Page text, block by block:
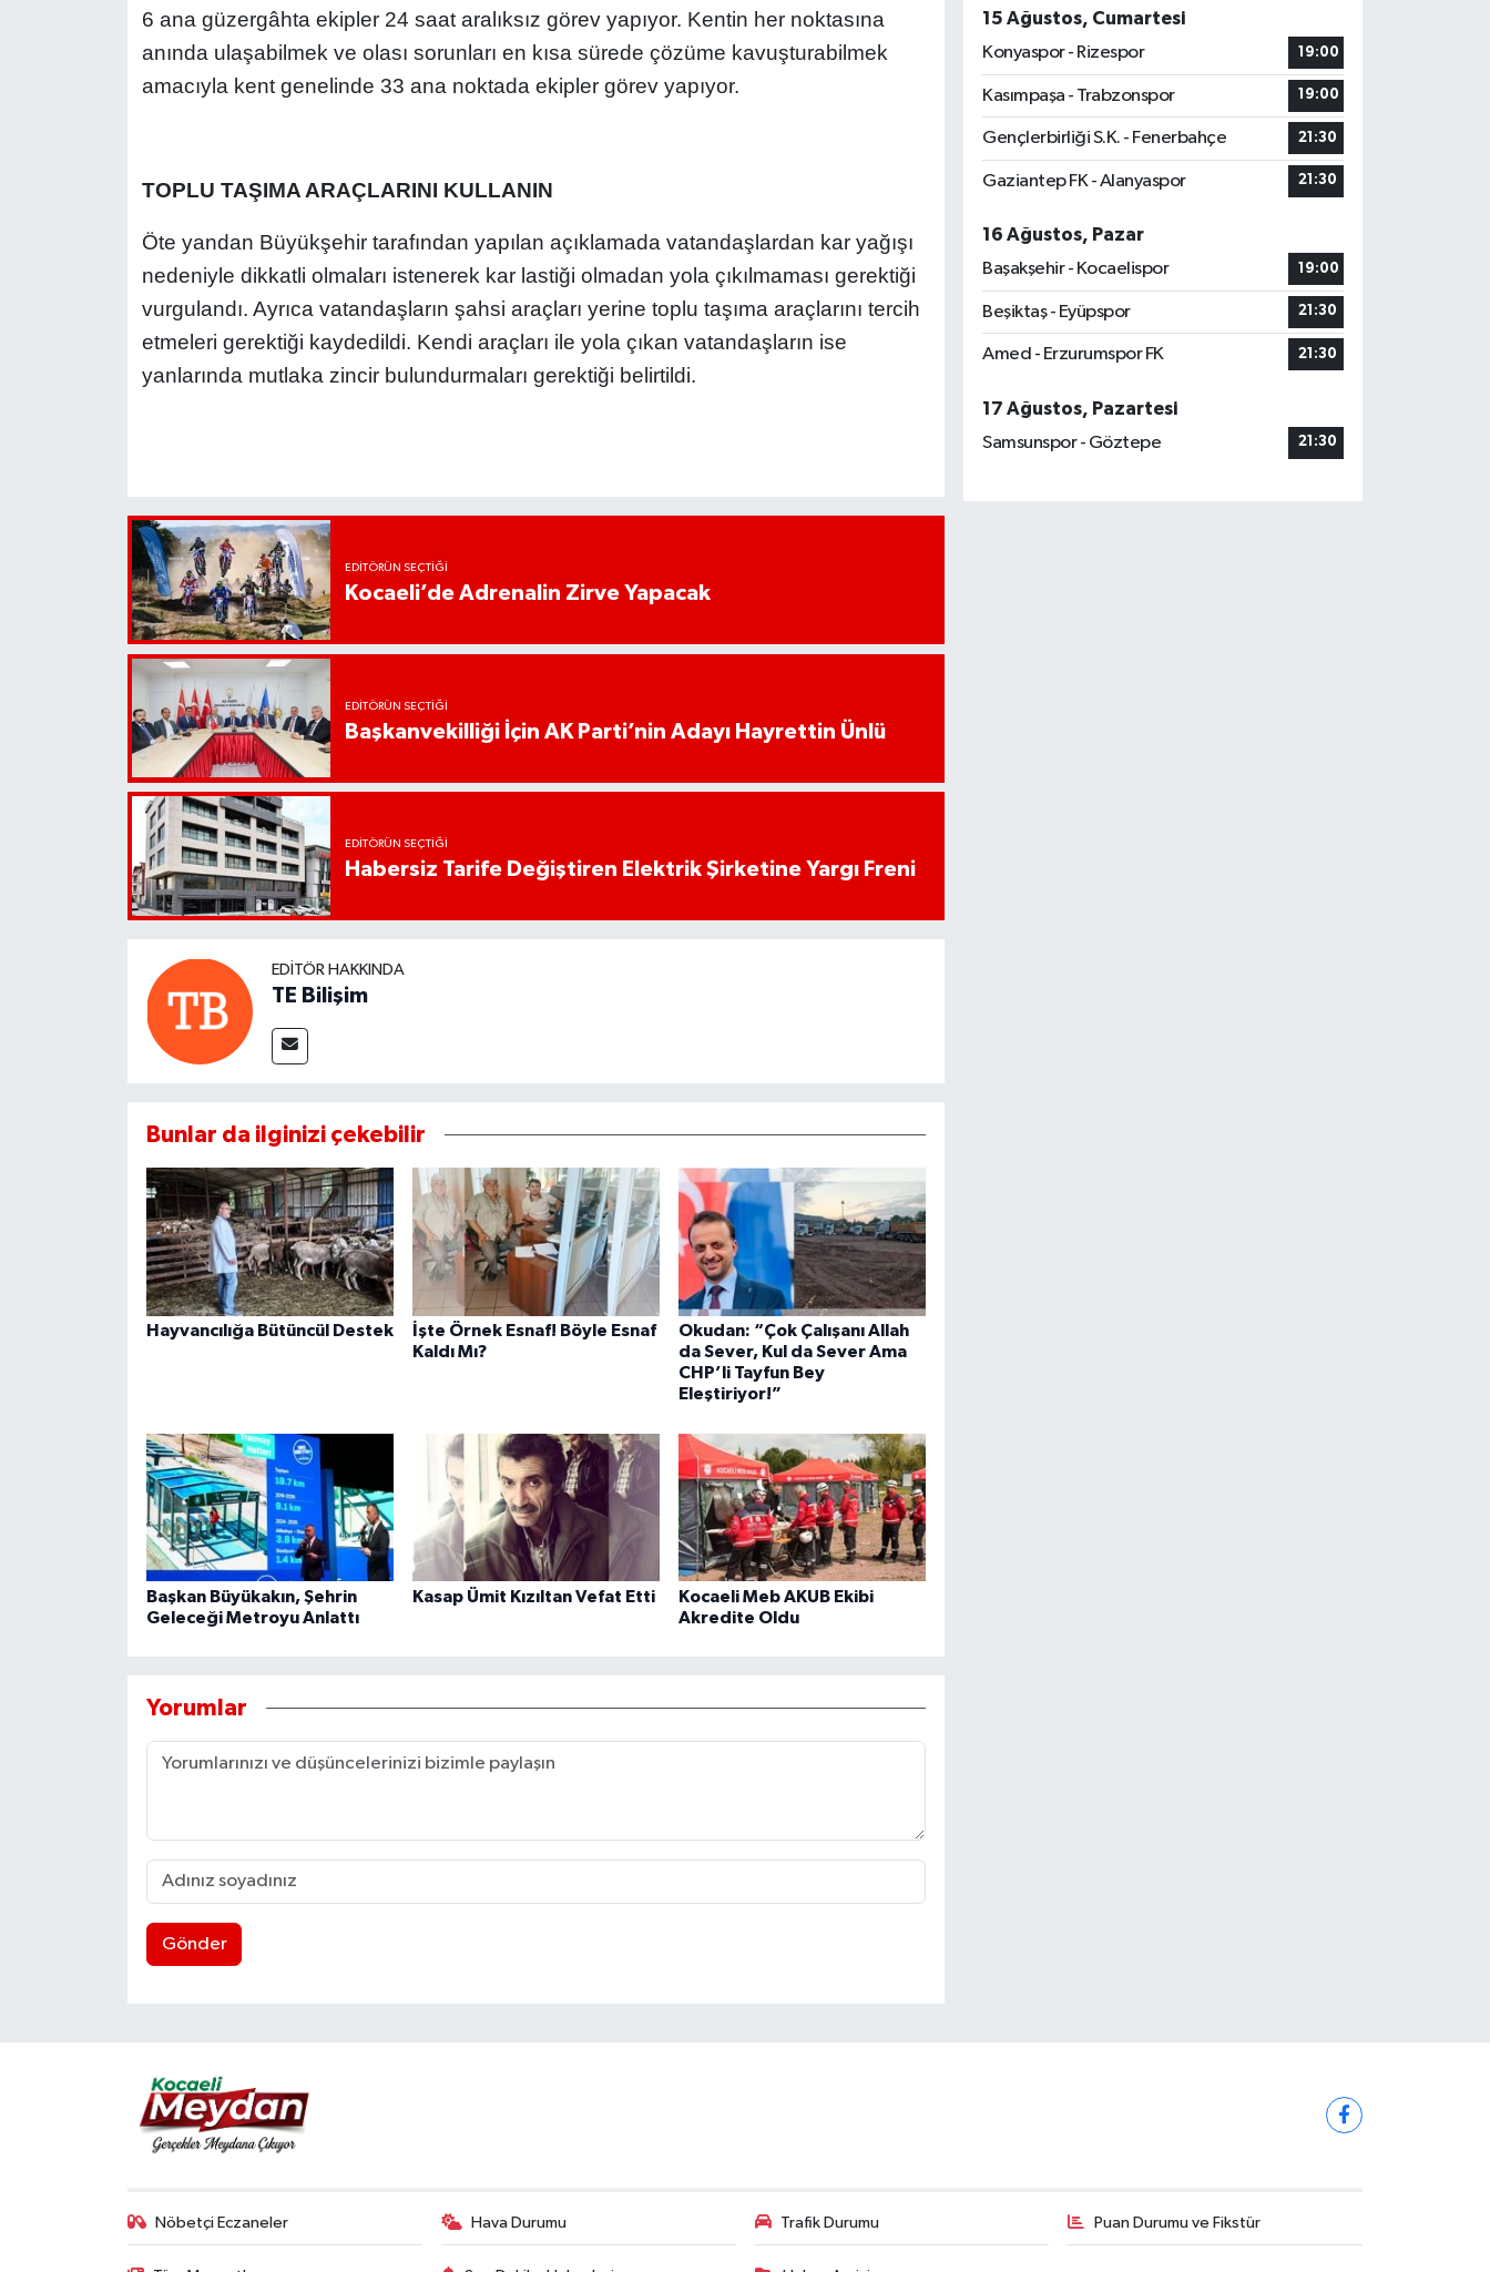
6 ana güzergâhta ekipler 24 saat aralıksız görev yapıyor. Kentin her noktasına
anında ulaşabilmek ve olası sorunları en kısa sürede çözüme kavuşturabilmek
amacıyla kent genelinde 33 ana noktada ekipler görev yapıyor.
TOPLU TAŞIMA ARAÇLARINI KULLANIN
Öte yandan Büyükşehir tarafından yapılan açıklamada vatandaşlardan kar yağışı
nedeniyle dikkatli olmaları istenerek kar lastiği olmadan yola çıkılmaması gerektiği
vurgulandı. Ayrıca vatandaşların şahsi araçları yerine toplu taşıma araçlarını tercih
etmeleri gerektiği kaydedildi. Kendi araçları ile yola çıkan vatandaşların ise
yanlarında mutlaka zincir bulundurmaları gerektiği belirtildi.
EDITÖRÜN SEÇTIĞI
Kocaeli’de Adrenalin Zirve Yapacak
EDITÖRÜN SEÇTIĞI
Başkanvekilliği İçin AK Parti’nin Adayı Hayrettin Ünlü
EDITÖRÜN SEÇTIĞI
Habersiz Tarife Değiştiren Elektrik Şirketine Yargı Freni
EDITÖR HAKKINDA
TE Bilişim
Bunlar da ilginizi çekebilir
Hayvancılığa Bütüncül Destek
İşte Örnek Esnaf! Böyle Esnaf
Kaldı Mı?
Okudan: “Çok Çalışanı Allah
da Sever, Kul da Sever Ama
CHP’li Tayfun Bey
Eleştiriyor!”
Başkan Büyükakın, Şehrin
Geleceği Metroyu Anlattı
Kasap Ümit Kızıltan Vefat Etti
Kocaeli Meb AKUB Ekibi
Akredite Oldu
Yorumlar
Gönder
15 Ağustos, Cumartesi
Konyaspor - Rizespor
19:00
Kasımpaşa - Trabzonspor 19:00
Gençlerbirliği S.K. - Fenerbahçe 21:30
Gaziantep FK - Alanyaspor 21:30
16 Ağustos, Pazar
Başakşehir - Kocaelispor
19:00
Beşiktaş - Eyüpspor 21:30
Amed - Erzurumspor FK 21:30
17 Ağustos, Pazartesi
Samsunspor - Göztepe
21:30
Nöbetçi Eczaneler Hava Durumu Trafik Durumu Puan Durumu ve Fikstür